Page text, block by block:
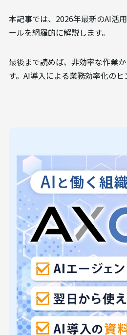
本記事では、2026年最新のAI活
ールを網羅的に解説します。
最後まで読めば、非効率な作業
す。AI導入による業務効率化の